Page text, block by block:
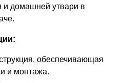
и домашней утвари в
обеспечивающая
и монтажа.